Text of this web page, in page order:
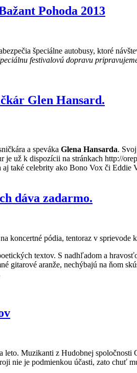
Pohoda 2013
špeciálne autobusy, ktoré
festivalovú dopravu
Glen Hansard.
a speváka Glena Hansarda.
už k dispozícii na stránkach http://
také celebrity ako Bono Vox či Eddie
dáva zadarmo.
koncertné pódia, tentoraz v sprievode
textov. S nadhľadom a
aranže, nechýbajú na ňom
leto. Muzikanti z Hudobnej
nie je podmienkou účasti, zato chuť